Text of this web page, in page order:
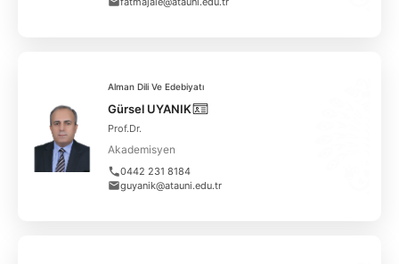
Alman Dili Ve Edebiyatı
Gürsel UYANIK
Prof.Dr.
Akademisyen
0442 231 8184
guyanik@atauni.edu.tr